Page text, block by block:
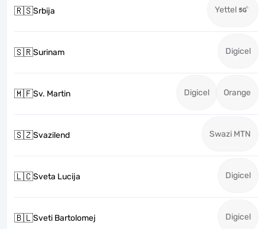
🇷🇸Srbija Yettel
🇸🇷Surinam Digicel
🇲🇫Sv. Martin Digicel Orange
🇸🇿Svazilend Swazi MTN
🇱🇨Sveta Lucija Digicel
🇧🇱Sveti Bartolomej Digicel